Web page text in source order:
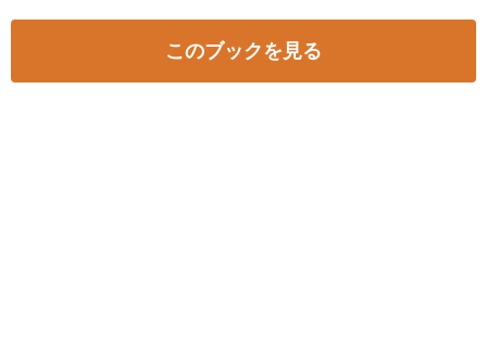
このブックを見る